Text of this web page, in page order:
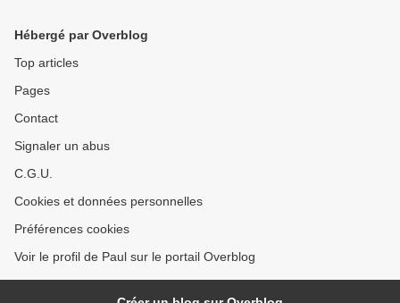
Hébergé par Overblog
Top articles
Pages
Contact
Signaler un abus
C.G.U.
Cookies et données personnelles
Préférences cookies
Voir le profil de Paul sur le portail Overblog